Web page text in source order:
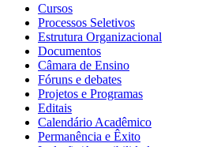
Cursos
Processos Seletivos
Estrutura Organizacional
Documentos
Câmara de Ensino
Fóruns e debates
Projetos e Programas
Editais
Calendário Acadêmico
Permanência e Êxito